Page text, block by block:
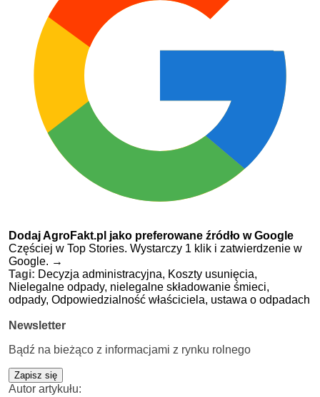
Dodaj AgroFakt.pl jako preferowane źródło w Google
Częściej w Top Stories. Wystarczy 1 klik i zatwierdzenie w
Google. →
Tagi: Decyzja administracyjna, Koszty usunięcia,
Nielegalne odpady, nielegalne składowanie śmieci,
odpady, Odpowiedzialność właściciela, ustawa o odpadach
Newsletter
Bądź na bieżąco z informacjami z rynku rolnego
Zapisz się
Autor artykułu: